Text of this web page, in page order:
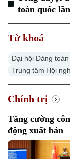
toàn quốc
Từ khoá
Đại hội Đảng
Trung tâm Hội
Chính trị
Tăng cường
động xuất bản